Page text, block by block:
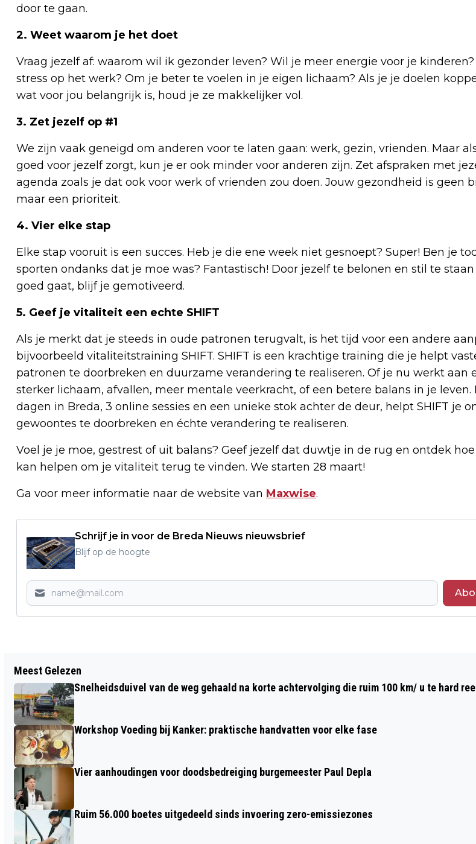
door te gaan.
2. Weet waarom je het doet
Vraag jezelf af: waarom wil ik gezonder leven? Wil je meer energie voor je
stress op het werk? Om je beter te voelen in je eigen lichaam? Als je je doelen
wat voor jou belangrijk is, houd je ze makkelijker vol.
3. Zet jezelf op #1
We zijn vaak geneigd om anderen voor te laten gaan: werk, gezin, vrienden. Maar
goed voor jezelf zorgt, kun je er ook minder voor anderen zijn. Zet afspraken met
agenda zoals je dat ook voor werk of vrienden zou doen. Jouw gezondheid is geen
maar een prioriteit.
4. Vier elke stap
Elke stap vooruit is een succes. Heb je die ene week niet gesnoept? Super! Ben je
sporten ondanks dat je moe was? Fantastisch! Door jezelf te belonen en stil te
goed gaat, blijf je gemotiveerd.
5. Geef je vitaliteit een echte SHIFT
Als je merkt dat je steeds in oude patronen terugvalt, is het tijd voor een andere
bijvoorbeeld vitaliteitstraining SHIFT. SHIFT is een krachtige training die je helpt
patronen te doorbreken en duurzame verandering te realiseren. Of je nu werkt aan
sterker lichaam, afvallen, meer mentale veerkracht, of een betere balans in je leven.
dagen in Breda, 3 online sessies en een unieke stok achter de deur, helpt SHIFT je
gewoontes te doorbreken en échte verandering te realiseren.
Voel je je moe, gestrest of uit balans? Geef jezelf dat duwtje in de rug en ontdek hoe
kan helpen om je vitaliteit terug te vinden. We starten 28 maart!
Ga voor meer informatie naar de website van Maxwise.
Schrijf je in voor de Breda Nieuws nieuwsbrief
Blijf op de hoogte
WATERSCHAP BRABANTSE DELTA VINDT
VERBOD OP VOCHTIGE DOEKJES EEN
GOED IDEE
TIJDELIJKE OPSLAG
Meest Gelezen
Snelheidsduivel van de weg gehaald na korte achtervolging die ruim 100 km/ u te hard
Workshop Voeding bij Kanker: praktische handvatten voor elke fase
Vier aanhoudingen voor doodsbedreiging burgemeester Paul Depla
Ruim 56.000 boetes uitgedeeld sinds invoering zero-emissiezones